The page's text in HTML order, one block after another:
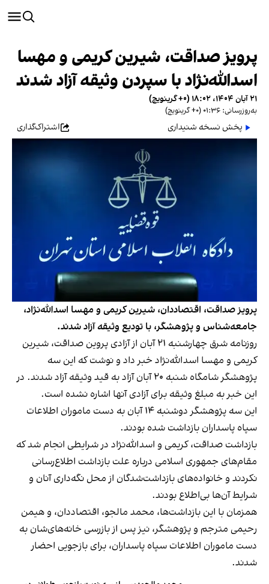
پرویز صداقت، شیرین کریمی و مهسا
اسدالله‌نژاد با سپردن وثیقه آزاد شدند
۲۱ آبان ۱۴۰۴، ۱۸:۰۲ (‎+۰ گرینویچ)
به‌روزرسانی: ۰۱:۳۶ (‎+۰ گرینویچ)
پخش نسخه شنیداری اشتراک‌گذاری
پرویز صداقت، اقتصاددان، شیرین کریمی و مهسا اسدالله‌نژاد،
جامعه‌شناس و پژوهشگر، با تودیع وثیقه آزاد شدند.
روزنامه شرق چهارشنبه ۲۱ آبان از آزادی پروین صداقت، شیرین
کریمی و مهسا اسدالله‌نژاد خبر داد و نوشت که این سه
پژوهشگر شامگاه شنبه ۲۰ آبان آزاد به قید وثیقه آزاد شدند. در
این خبر به مبلغ وثیقه برای آزادی آنها اشاره نشده است.
این سه پژوهشگر دوشنبه ۱۴ آبان به دست ماموران اطلاعات
سپاه پاسداران بازداشت شده بودند.
بازداشت صداقت، ‌کریمی و اسدالله‌نژاد در شرایطی انجام شد که
مقام‌های جمهوری اسلامی درباره علت بازداشت اطلاع‌رسانی
نکردند و خانواده‌های بازداشت‌شدگان از محل نگه‌داری آنان و
شرایط آن‌ها بی‌اطلاع بودند.
همزمان با این بازداشت‌ها، محمد مالجو، ‌اقتصاددان، و هیمن
رحیمی مترجم و پژوهشگر، نیز پس از بازرسی خانه‌های‌شان به
دست ماموران اطلاعات سپاه پاسداران، برای بازجویی احضار
شدند.